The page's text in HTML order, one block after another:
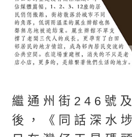
繼通州街246號
後，《同話深水